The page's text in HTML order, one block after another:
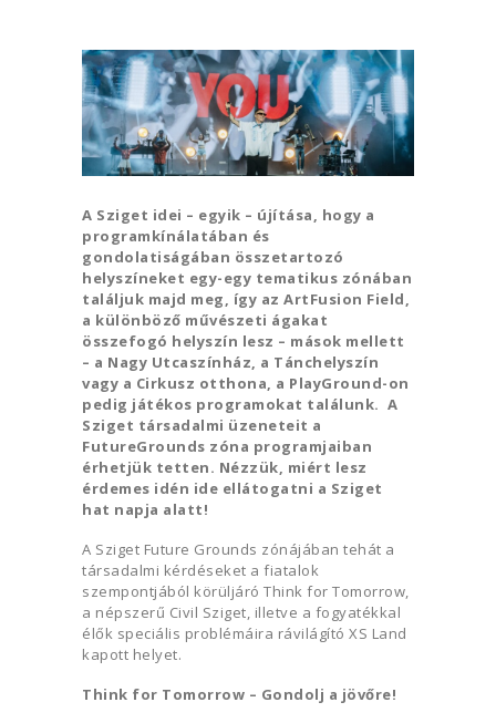
A Sziget idei – egyik – újítása, hogy a
programkínálatában és
gondolatiságában összetartozó
helyszíneket egy-egy tematikus zónában
találjuk majd meg, így az ArtFusion Field,
a különböző művészeti ágakat
összefogó helyszín lesz – mások mellett
– a Nagy Utcaszínház, a Tánchelyszín
vagy a Cirkusz otthona, a PlayGround-on
pedig játékos programokat találunk. A
Sziget társadalmi üzeneteit a
FutureGrounds zóna programjaiban
érhetjük tetten. Nézzük, miért lesz
érdemes idén ide ellátogatni a Sziget
hat napja alatt!
A Sziget Future Grounds zónájában tehát a
társadalmi kérdéseket a fiatalok
szempontjából körüljáró Think for Tomorrow,
a népszerű Civil Sziget, illetve a fogyatékkal
élők speciális problémáira rávilágító XS Land
kapott helyet.
Think for Tomorrow – Gondolj a jövőre!